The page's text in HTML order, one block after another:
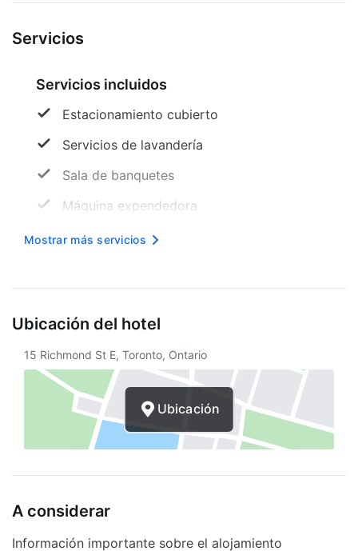
Servicios
Servicios incluidos
Estacionamiento cubierto
Servicios de lavandería
Sala de banquetes
Máquina expendedora
Recepción
ruedas
Periódico gratuito
Asistencia turística
Amigable con el medio ambiente
Mostrar más servicios
Ubicación del hotel
15 Richmond St E, Toronto, Ontario
Ubicación
A considerar
Información importante sobre el alojamiento